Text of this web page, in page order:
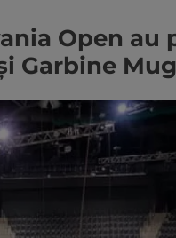
Open
Garbine